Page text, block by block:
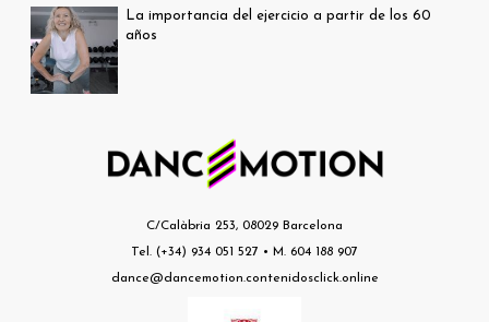
La importancia del ejercicio a partir de los 60
años
C/Calàbria 253, 08029 Barcelona
Tel. (+34) 934 051 527 • M. 604 188 907
dance@dancemotion.contenidosclick.online